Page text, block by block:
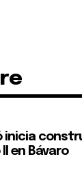
inicia
en Bávaro